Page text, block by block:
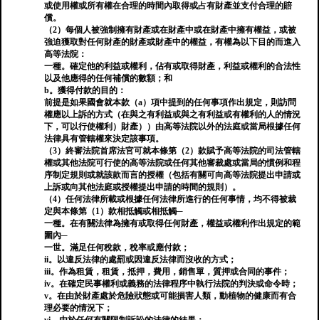
或使用權或所有權在合理的時間內取得或占有財產並支付合理的賠
償。
（2）每個人被強制擁有財產或在財產中或在財產中擁有權益，或被
強迫獲取對任何財產的財產或財產中的權益，有權為以下目的而進入
高等法院：
一種。確定他的利益或權利，佔有或取得財產，利益或權利的合法性
以及他應得的任何補償的數額；和
b。獲得付款的目的：
前提是如果國會就本款（a）項中提到的任何事項作出規定，則訪問
權應以上訴的方式（在與之有利益或與之有利益或有權利的人的情況
下，可以行使權利）財產））由高等法院以外的法庭或當局根據任何
法律具有管轄權來決定該事項。
（3）終審法院首席法官可就本條第（2）款賦予高等法院的司法管轄
權或其他法院可行使的高等法院或任何其他審裁處或當局的慣例和程
序制定規則或就該款而言的授權（包括有關可向高等法院提出申請或
上訴或向其他法庭或授權提出申請的時間的規則）。
（4）任何法律所載或根據任何法律所進行的任何事情，均不得被裁
定與本條第（1）款相抵觸或相抵觸─
一種。在有關法律為擁有或取得任何財產，權益或權利作出規定的範
圍內─
一世。滿足任何稅款，稅率或應付款；
ii。以違反法律的處罰或因違反法律而沒收的方式；
iii。作為租賃，租賃，抵押，費用，銷售單，質押或合同的事件；
iv。在確定民事權利或義務的法律程序中執行法院的判決或命令時；
v。在由於財產處於危險狀態或可能損害人類，動植物的健康而有合
理必要的情況下；